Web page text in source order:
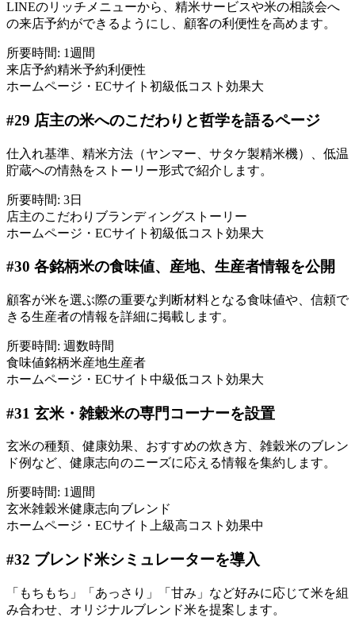
LINEのリッチメニューから、精米サービスや米の相談会へ
の来店予約ができるようにし、顧客の利便性を高めます。
所要時間: 1週間
来店予約精米予約利便性
ホームページ・ECサイト 初級低コスト 効果大
#29 店主の米へのこだわりと哲学を語るページ
仕入れ基準、精米方法（ヤンマー、サタケ製精米機）、低温
貯蔵への情熱をストーリー形式で紹介します。
所要時間: 3日
店主のこだわり ブランディングストーリー
ホームページ・ECサイト 初級低コスト 効果大
#30 各銘柄米の食味値、産地、生産者情報を公開
顧客が米を選ぶ際の重要な判断材料となる食味値や、信頼で
きる生産者の情報を詳細に掲載します。
所要時間: 週数時間
食味値銘柄米産地生産者
ホームページ・ECサイト 中級低コスト 効果大
#31 玄米・雑穀米の専門コーナーを設置
玄米の種類、健康効果、おすすめの炊き方、雑穀米のブレン
ド例など、健康志向のニーズに応える情報を集約します。
所要時間: 1週間
玄米雑穀米健康志向ブレンド
ホームページ・ECサイト
上級高コスト 効果中
#32 ブレンド米シミュレーターを導入
「もちもち」「あっさり」「甘み」など好みに応じて米を組
み合わせ、オリジナルブレンド米を提案します。